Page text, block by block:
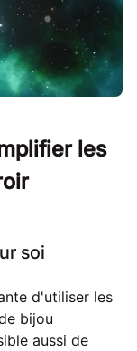
les
soi
d'utiliser les
bijou
aussi de